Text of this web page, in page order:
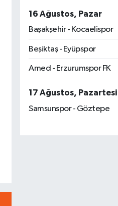
16 Ağustos, Pazar
Başakşehir - Kocaelispor
Beşiktaş - Eyüpspor
Amed - Erzurumspor FK
17 Ağustos, Pazartesi
Samsunspor - Göztepe